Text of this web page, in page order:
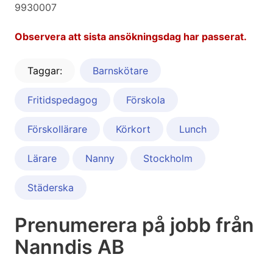
9930007
Observera att sista ansökningsdag har passerat.
Taggar: Barnskötare
Fritidspedagog Förskola
Förskollärare Körkort Lunch
Lärare Nanny Stockholm
Städerska
Prenumerera på jobb från
Nanndis AB